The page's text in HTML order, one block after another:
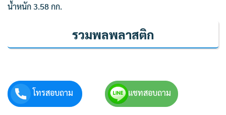
น้ำหนัก 3.58 กก.
รวมพลพลาสติก
โทรสอบถาม แชทสอบถาม